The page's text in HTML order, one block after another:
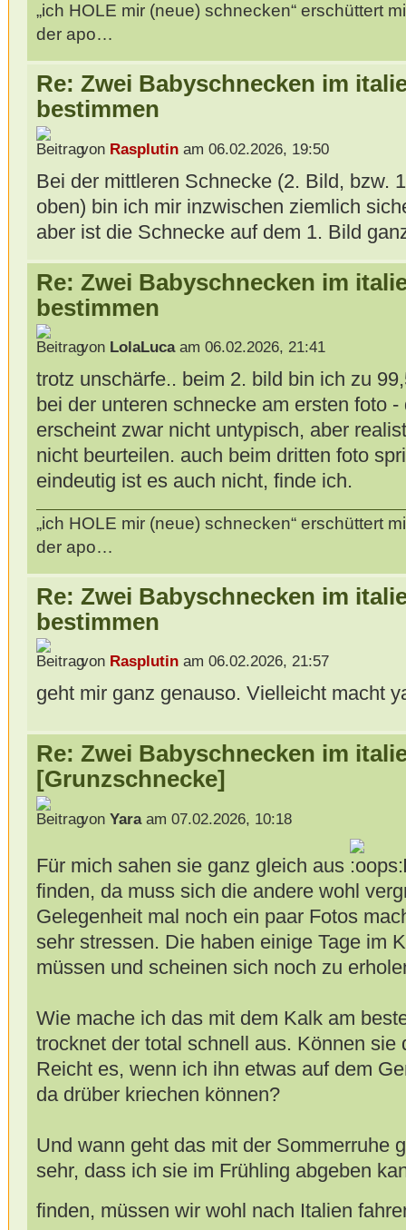
„ich HOLE mir (neue) schnecken“ erschüttert
der apo…
Re: Zwei Babyschnecken im
bestimmen
von Rasplutinam 06.02.2026, 19:50
Bei der mittleren Schnecke (2. Bild, bzw.
oben) bin ich mir inzwischen ziemlich
aber ist die Schnecke auf dem 1. Bild
Re: Zwei Babyschnecken im
bestimmen
von LolaLucaam 06.02.2026, 21:41
trotz unschärfe.. beim 2. bild bin ich zu
bei der unteren schnecke am ersten foto
erscheint zwar nicht untypisch, aber
nicht beurteilen. auch beim dritten foto
eindeutig ist es auch nicht, finde ich.
„ich HOLE mir (neue) schnecken“ erschüttert
der apo…
Re: Zwei Babyschnecken im
bestimmen
von Rasplutinam 06.02.2026, 21:57
geht mir ganz genauso. Vielleicht macht
Re: Zwei Babyschnecken im
[Grunzschnecke]
von Yaraam 07.02.2026, 10:18
Für mich sahen sie ganz gleich aus
finden, da muss sich die andere wohl
Gelegenheit mal noch ein paar Fotos
sehr stressen. Die haben einige Tage im
müssen und scheinen sich noch zu
Wie mache ich das mit dem Kalk am
trocknet der total schnell aus. Können sie
Reicht es, wenn ich ihn etwas auf dem
da drüber kriechen können?
Und wann geht das mit der Sommerruhe
sehr, dass ich sie im Frühling abgeben
finden, müssen wir wohl nach Italien